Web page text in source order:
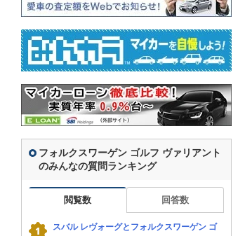
フォルクスワーゲン ゴルフ ヴァリアント
のみんなの質問ランキング
閲覧数 回答数
スバル レヴォーグとフォルクスワーゲン ゴ